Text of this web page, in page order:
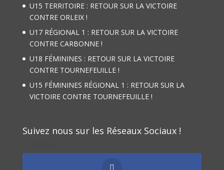
U15 TERRITOIRE : RETOUR SUR LA VICTOIRE
CONTRE ORLEIX !
U17 RÉGIONAL 1 : RETOUR SUR LA VICTOIRE
CONTRE CARBONNE !
U18 FÉMININES : RETOUR SUR LA VICTOIRE
CONTRE TOURNEFEUILLE !
U15 FÉMININES RÉGIONAL 1 : RETOUR SUR LA
VICTOIRE CONTRE TOURNEFEUILLE !
Suivez nous sur les Réseaux Sociaux !